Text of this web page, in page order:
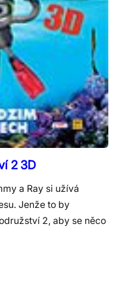
2 3D
a Ray si užívá
Jenže to by
2, aby se něco